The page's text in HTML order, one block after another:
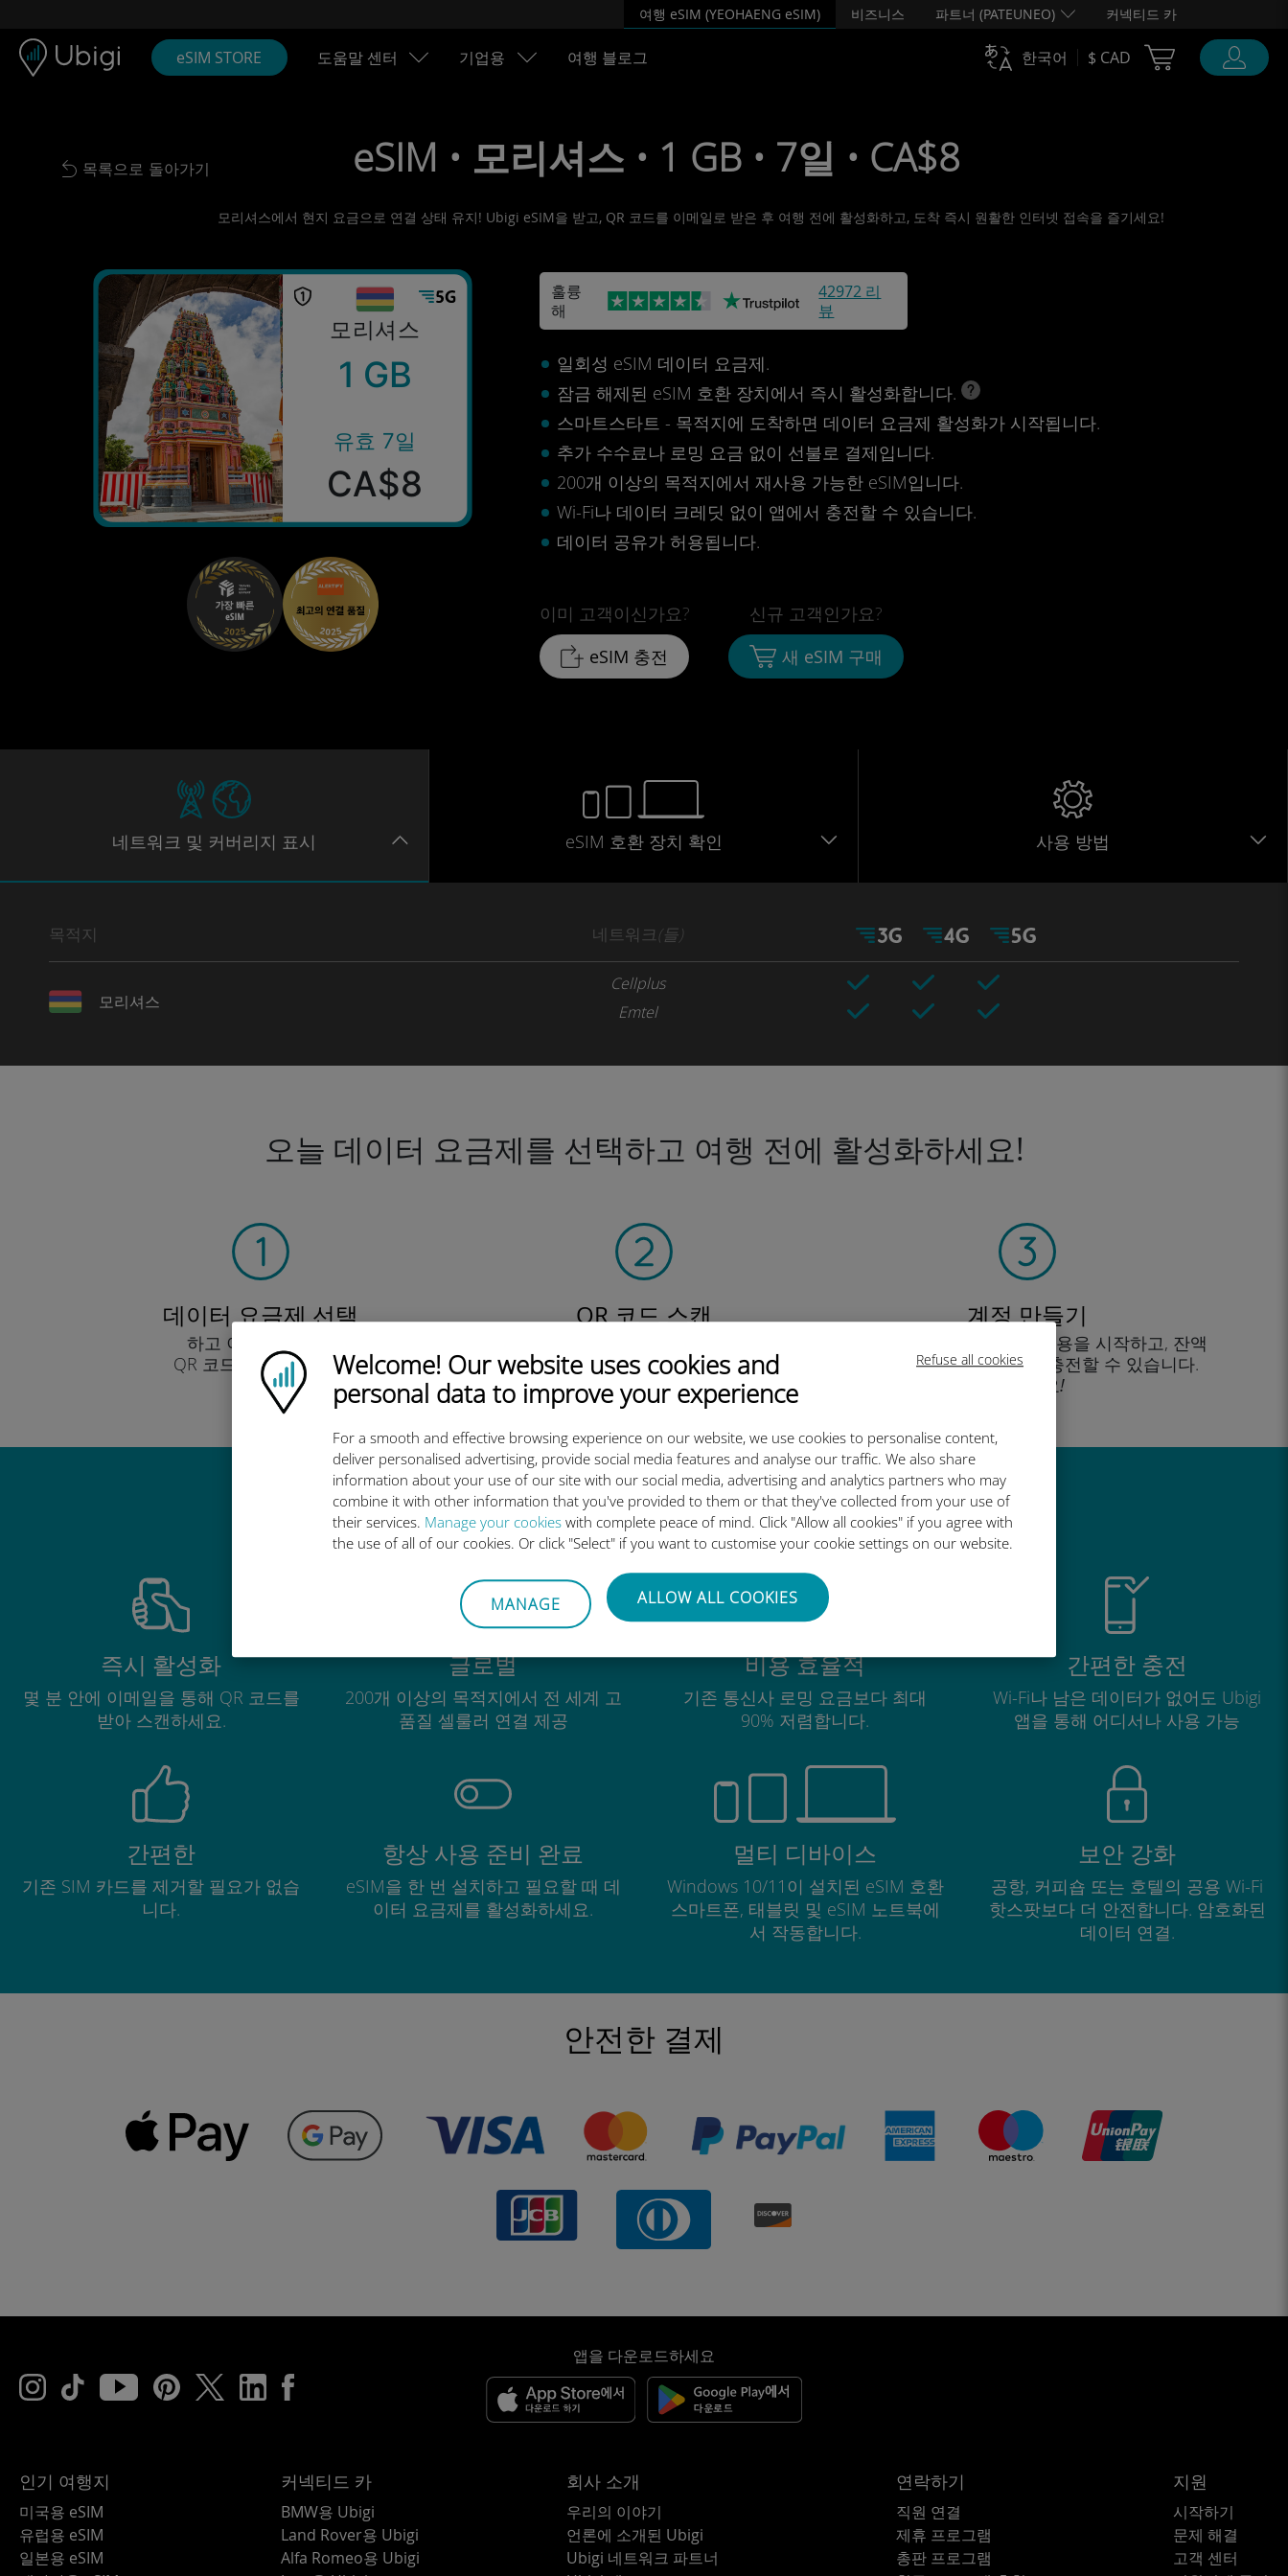
Refuse all cookies
Ubigi logo
Welcome! Our website uses cookies and
personal data to improve your experience
For a smooth and effective browsing experience on our website, we use cookies to personalise content,
deliver personalised advertising, provide social media features and analyse our traffic. We also share
information about your use of our site with our social media, advertising and analytics partners who may
combine it with other information that you've provided to them or that they've collected from your use of
their services. Manage your cookies with complete peace of mind. Click "Allow all cookies" if you agree with
the use of all of our cookies. Or click "Select" if you want to customise your cookie settings on our website.
MANAGE ALLOW ALL COOKIES
여행 eSIM (YEOHAENG eSIM) 비즈니스 파트너 (PATEUNEO) 커넥티드 카
eSIM STORE 도움말 센터 기업용 여행 블로그 한국어 $ CAD Cart Ubigi
Back to list
목록으로 돌아가기 eSIM • 모리셔스 • 1 GB • 7일 • CA$8
모리셔스에서 현지 요금으로 연결 상태 유지! Ubigi eSIM을 받고, QR 코드를 이메일로 받은 후 여행 전에 활성화하고, 도착 즉시 원활한 인터넷 접속을 즐기세요!
모리셔스
1 GB
유효 7일
CA$8
훌륭
해
42972 리
뷰
일회성 eSIM 데이터 요금제.
잠금 해제된 eSIM 호환 장치에서 즉시 활성화합니다.
스마트스타트 - 목적지에 도착하면 데이터 요금제 활성화가 시작됩니다.
추가 수수료나 로밍 요금 없이 선불로 결제입니다.
200개 이상의 목적지에서 재사용 가능한 eSIM입니다.
Wi-Fi나 데이터 크레딧 없이 앱에서 충전할 수 있습니다.
데이터 공유가 허용됩니다.
이미 고객이신가요?
eSIM 충전
신규 고객인가요?
새 eSIM 구매
네트워크 및 커버리지 표시 eSIM 호환 장치 확인 사용 방법
목적지 네트워크(들)
모리셔스
Cellplus
Emtel
오늘 데이터 요금제를 선택하고 여행 전에 활성화하세요!
데이터 요금제 선택
하고 이메일을 통해
QR 코드로 받아보세요.
빨리!
QR 코드 스캔
유비기 eSIM을 설치하세요.간단합니다!
계정 만들기
을 클릭해 데이터 요금제 사용을 시작하고, 잔액
을 확인하고 이동 중에도 충전할 수 있습니다.
즐기세요!
유비기 국제 eSIM이 우수한 이유
즉시 활성화
몇 분 안에 이메일을 통해 QR 코드를
받아 스캔하세요.
글로벌
200개 이상의 목적지에서 전 세계 고
품질 셀룰러 연결 제공
비용 효율적
기존 통신사 로밍 요금보다 최대
90% 저렴합니다.
간편한 충전
Wi-Fi나 남은 데이터가 없어도 Ubigi
앱을 통해 어디서나 사용 가능
간편한
기존 SIM 카드를 제거할 필요가 없습
니다.
항상 사용 준비 완료
eSIM을 한 번 설치하고 필요할 때 데
이터 요금제를 활성화하세요.
멀티 디바이스
Windows 10/11이 설치된 eSIM 호환
스마트폰, 태블릿 및 eSIM 노트북에
서 작동합니다.
보안 강화
공항, 커피숍 또는 호텔의 공용 Wi-Fi
핫스팟보다 더 안전합니다. 암호화된
데이터 연결.
안전한 결제
앱을 다운로드하세요
인기 여행지
미국용 eSIM
유럽용 eSIM
일본용 eSIM
커넥티드 카
BMW용 Ubigi
Land Rover용 Ubigi
Alfa Romeo용 Ubigi
회사 소개
우리의 이야기
언론에 소개된 Ubigi
Ubigi 네트워크 파트너
연락하기
직원 연결
제휴 프로그램
총판 프로그램
지원
시작하기
문제 해결
고객 센터